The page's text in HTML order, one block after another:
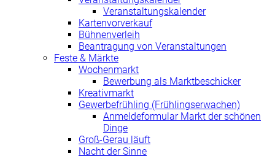
Veranstaltungskalender
Kartenvorverkauf
Bühnenverleih
Beantragung von Veranstaltungen
Feste & Märkte
Wochenmarkt
Bewerbung als Marktbeschicker
Kreativmarkt
Gewerbefrühling (Frühlingserwachen)
Anmeldeformular Markt der schönen
Dinge
Groß-Gerau läuft
Nacht der Sinne